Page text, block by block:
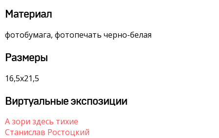
Материал
фотобумага, фотопечать черно-белая
Размеры
16,5х21,5
Виртуальные экспозиции
А зори здесь тихие
Станислав Ростоцкий